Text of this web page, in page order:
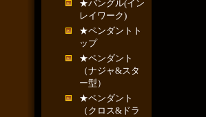
★バングル(イン
レイワーク)
★ペンダントト
ップ
★ペンダント
（ナジャ&スタ
ー型）
★ペンダント
（クロス&ドラ